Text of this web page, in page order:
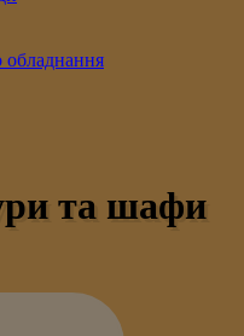
обладнання
та шафи